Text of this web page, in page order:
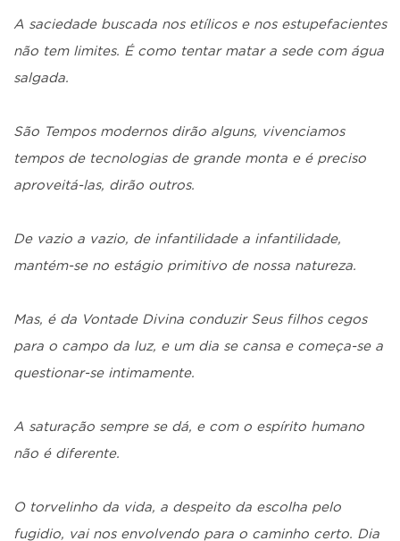
A saciedade buscada nos etílicos e nos estupefacientes
não tem limites. É como tentar matar a sede com água
salgada.
São Tempos modernos dirão alguns, vivenciamos
tempos de tecnologias de grande monta e é preciso
aproveitá-las, dirão outros.
De vazio a vazio, de infantilidade a infantilidade,
mantém-se no estágio primitivo de nossa natureza.
Mas, é da Vontade Divina conduzir Seus filhos cegos
para o campo da luz, e um dia se cansa e começa-se a
questionar-se intimamente.
A saturação sempre se dá, e com o espírito humano
não é diferente.
O torvelinho da vida, a despeito da escolha pelo
fugidio, vai nos envolvendo para o caminho certo. Dia